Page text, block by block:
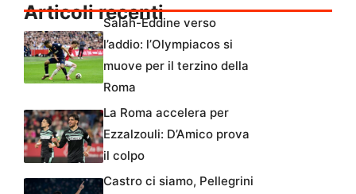
Articoli recenti
Salah-Eddine verso
l’addio: l’Olympiacos si
muove per il terzino della
Roma
La Roma accelera per
Ezzalzouli: D’Amico prova
il colpo
Castro ci siamo, Pellegrini